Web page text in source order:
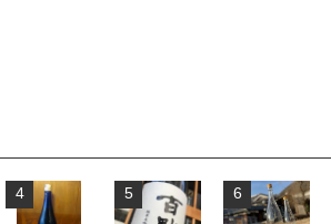
4 5 6